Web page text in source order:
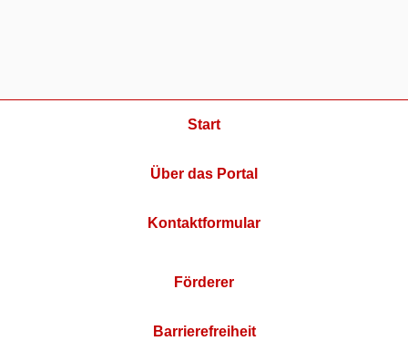
Start
Über das Portal
Kontaktformular
Förderer
Barrierefreiheit